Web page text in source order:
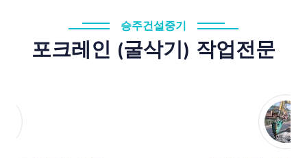
승주건설중기
포크레인 (굴삭기) 작업전문